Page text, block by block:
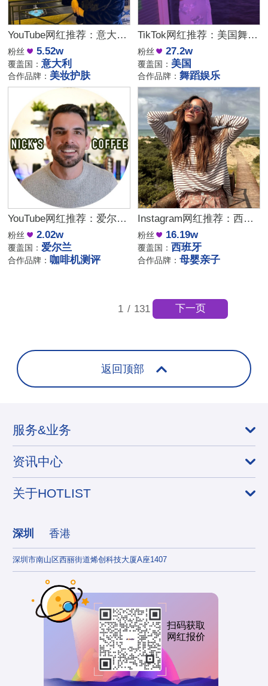
YouTube网红推荐：意大利家庭生活美妆护肤尾部博主
粉丝 5.52w
覆盖国：意大利
合作品牌： 美妆护肤
TikTok网红推荐：美国舞蹈美女娱乐达人资源
粉丝 27.2w
覆盖国： 美国
合作品牌：舞蹈娱乐
YouTube网红推荐：爱尔兰咖啡设备测评博主
粉丝 2.02w
覆盖国： 爱尔兰
合作品牌： 咖啡机测评
Instagram网红推荐：西班牙母婴亲子家庭博主，出海品牌合作推荐
粉丝 16.19w
覆盖国： 西班牙
合作品牌：母婴亲子
1 / 131 下一页
返回顶部
服务&业务
资讯中心
关于HOTLIST
深圳 香港
深圳市南山区西丽街道烯创科技大厦A座1407
扫码获取
网红报价